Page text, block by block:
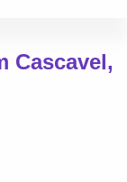
Cascavel,